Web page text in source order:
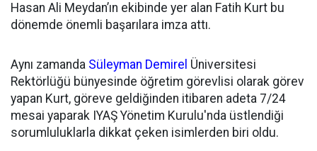
Hasan Ali Meydan’ın ekibinde yer alan Fatih Kurt bu
dönemde önemli başarılara imza attı.
Aynı zamanda Süleyman Demirel Üniversitesi
Rektörlüğü bünyesinde öğretim görevlisi olarak görev
yapan Kurt, göreve geldiğinden itibaren adeta 7/24
mesai yaparak IYAŞ Yönetim Kurulu'nda üstlendiği
sorumluluklarla dikkat çeken isimlerden biri oldu.